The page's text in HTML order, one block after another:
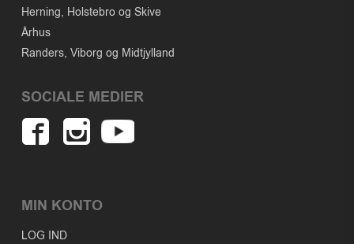
Herning, Holstebro og Skive
Århus
Randers, Viborg og Midtjylland
SOCIALE MEDIER
MIN KONTO
LOG IND